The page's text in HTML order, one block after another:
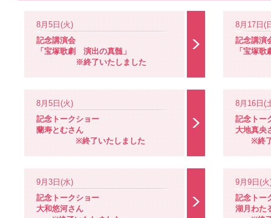
8月5日(火)
記念講演会
「宝塚歌劇 演出の真髄」
※終了いたしました
8月17日(
記念講演
「宝塚
8月5日(火)
記念トークショー
蘭寿とむさん
※終了いたしました
8月16日(
記念トー
大地真央
※終了
9月3日(水)
記念トークショー
大和悠河さん
9月9日(火
記念トー
湖月わた